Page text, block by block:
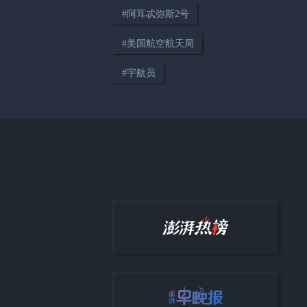
伊朗总统：“敌人未能将伊朗推入
#阿耳忒弥斯2号
#美国航空航天局
#宇航员